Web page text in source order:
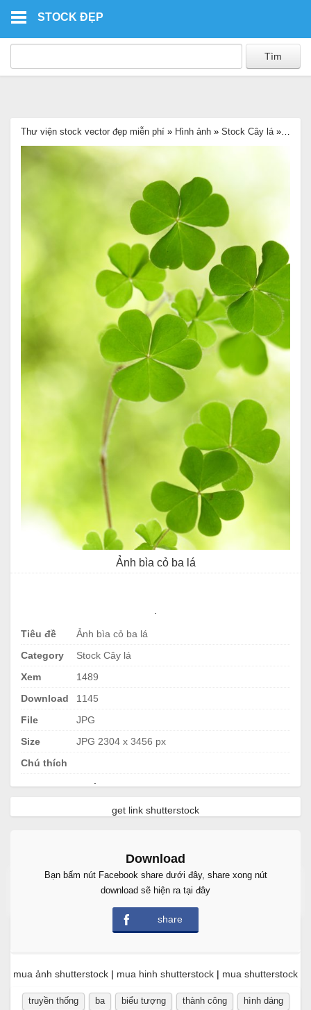
STOCK ĐẸP
Thư viện stock vector đẹp miễn phí » Hình ảnh » Stock Cây lá» Ảnh
Ảnh bìa cỏ ba lá
Tiêu đề
Ảnh bìa cỏ ba lá
Category
Stock Cây lá
Xem
1489
Download
1145
File
JPG
Size
JPG 2304 x 3456 px
Chú thích
get link shutterstock
Free Download
Download
Bạn bấm nút Facebook share dưới đây, share xong nút
download sẽ hiện ra tại đây
share
mua ảnh shutterstock | mua hinh shutterstock | mua shutterstock
truyền thống ba biểu tượng thành công hình dáng